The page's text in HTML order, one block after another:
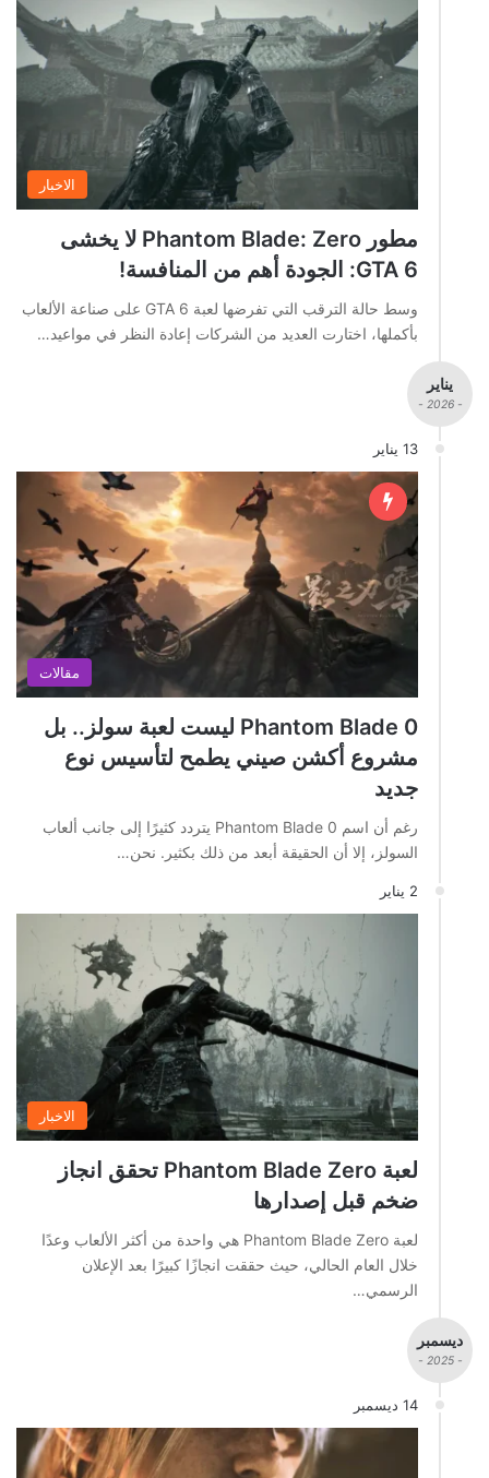
الاخبار
مطور Phantom Blade: Zero لا يخشى
GTA 6: الجودة أهم من المنافسة!
وسط حالة الترقب التي تفرضها لعبة GTA 6 على صناعة الألعاب
بأكملها، اختارت العديد من الشركات إعادة النظر في مواعيد…
يناير
- 2026 -
13 يناير
مقالات
Phantom Blade 0 ليست لعبة سولز.. بل
مشروع أكشن صيني يطمح لتأسيس نوع
جديد
رغم أن اسم Phantom Blade 0 يتردد كثيرًا إلى جانب ألعاب
السولز، إلا أن الحقيقة أبعد من ذلك بكثير. نحن…
2 يناير
الاخبار
لعبة Phantom Blade Zero تحقق انجاز
ضخم قبل إصدارها
لعبة Phantom Blade Zero هي واحدة من أكثر الألعاب وعدًا
خلال العام الحالي، حيث حققت انجازًا كبيرًا بعد الإعلان
الرسمي…
ديسمبر
- 2025 -
14 ديسمبر